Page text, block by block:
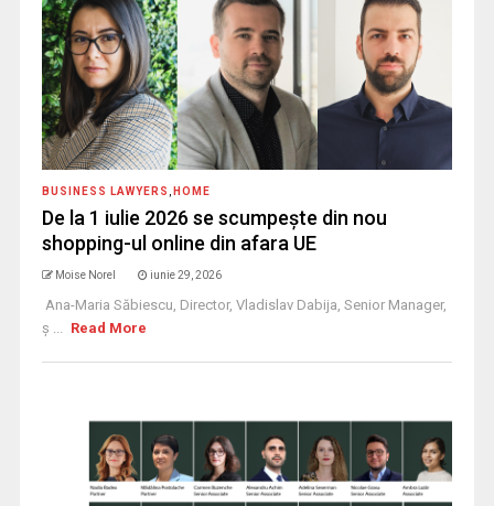
BUSINESS LAWYERS HOME
De la 1 iulie 2026 se scumpește din nou
shopping-ul online din afara UE
Moise Norel iunie 29, 2026
Ana-Maria Săbiescu, Director, Vladislav Dabija, Senior Manager,
ș ... Read More